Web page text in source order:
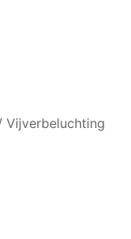
Vijverbeluchting